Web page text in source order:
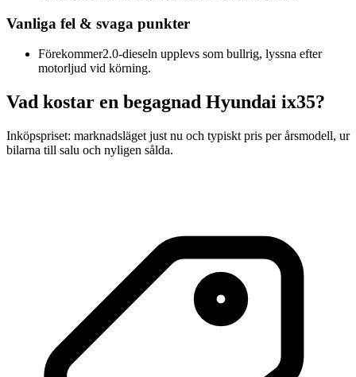
Vanliga fel & svaga punkter
Förekommer2.0-dieseln upplevs som bullrig, lyssna efter
motorljud vid körning.
Vad kostar en begagnad Hyundai ix35?
Inköpspriset: marknadsläget just nu och typiskt pris per årsmodell, ur
bilarna till salu och nyligen sålda.